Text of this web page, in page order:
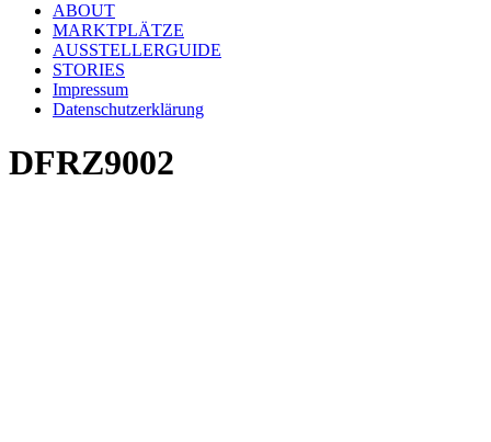
ABOUT
MARKTPLÄTZE
AUSSTELLERGUIDE
STORIES
Impressum
Datenschutzerklärung
DFRZ9002